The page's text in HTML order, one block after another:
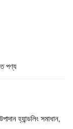
পণ্য
হ্যান্ডলিং সমাধান,